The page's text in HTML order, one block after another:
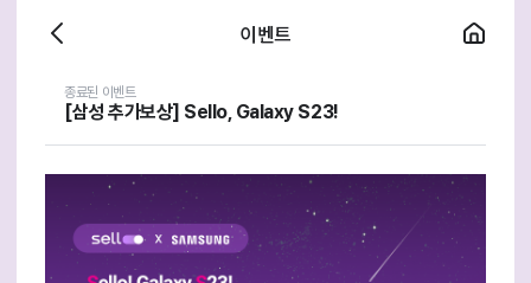
뒤
가
기
이벤트 홈
종료된 이벤트
[삼성 추가보상] Sello, Galaxy S23!